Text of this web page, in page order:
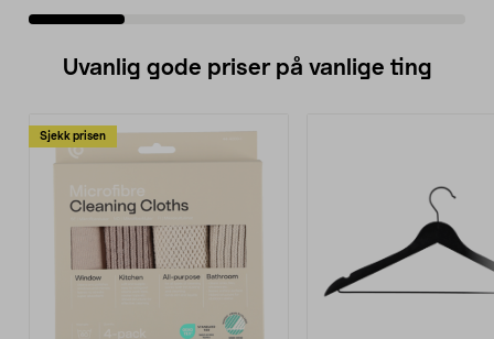
Uvanlig gode priser på vanlige ting
Sjekk prisen